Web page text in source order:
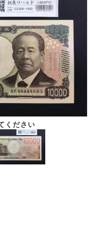
ください